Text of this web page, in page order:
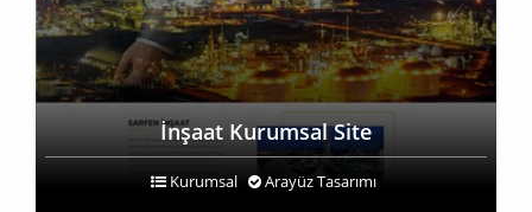
İnşaat Kurumsal Site
Kurumsal Arayüz Tasarımı